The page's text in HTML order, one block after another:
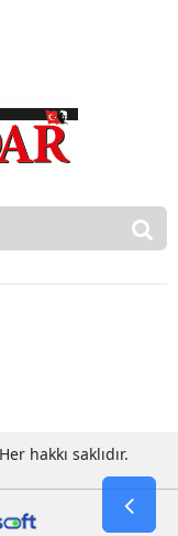
hakkı saklıdır.